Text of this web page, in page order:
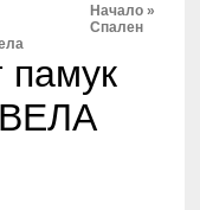
Начало »
Спален
памук